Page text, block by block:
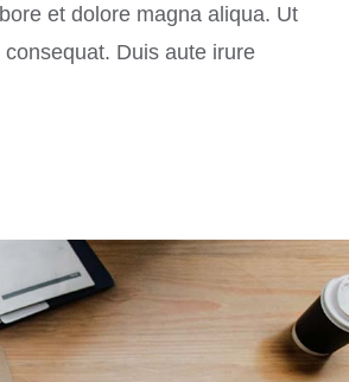
et dolore magna aliqua. Ut
Duis aute irure